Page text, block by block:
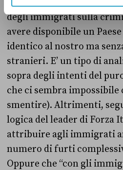
degli immigrati sulla
avere disponibile un
identico al nostro ma
stranieri. E’ un tipo di
sopra degli intenti del
che ci sembra impossibile
smentire). Altrimenti,
logica del leader di Forza
attribuire agli immigrati
numero di furti
Oppure che “con gli